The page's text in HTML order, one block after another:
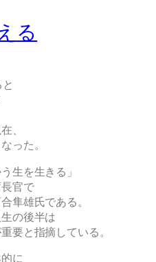
る
、
った。
生を生きる」
官で
隼雄氏である。
の後半は
要と指摘している。
に